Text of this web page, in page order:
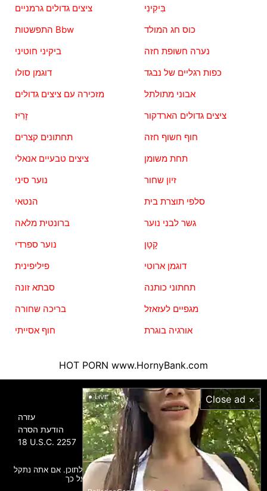
LIVE Close ad ×
ציצים גדולים גרמניים
התפשטות Bbw
ביקיני חוטיני
דוגמן סולו
מזכירה עם ציצים גדולים
זָרִיז
תחתונים קצרים
ציצים טבעיים אנאלי
נוער סיני
הנטאי
ברונטית מלאה
נוער ספרדי
פיליפינית
סבתא זונה
בריכה שחורה
חוף אסייתי
בִּיקִינִי
כוס חג המולד
נערה חשופת חזה
כפות רגליים של נבגד
אבוני מתולתל
ציצים גדולים הארדקור
חוף חשוף חזה
תחת משומן
זיון שחור
סלפי תוצרת בית
גשר לבני נוער
קָטָן
דוגמן ארוטי
תחתוני כותנה
מגפיים לעזאזל
אורגיה בוגרת
HOT PORN www.HornyBank.com
מידע
עזרה
הודעת הסרה
18 U.S.C. 2257
כל הגלריות הועלו על ידי משתמשים, אנו לא אחראים לתוכן. אם אתה נתקל
בפורנוגרפיה בלתי חוקית, אנא דווח על כך.